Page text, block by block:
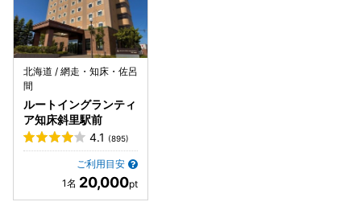
北海道 / 網走・知床・佐呂
間
ルートイングランティ
ア知床斜里駅前
4.1 (895)
ご利用目安
20,000